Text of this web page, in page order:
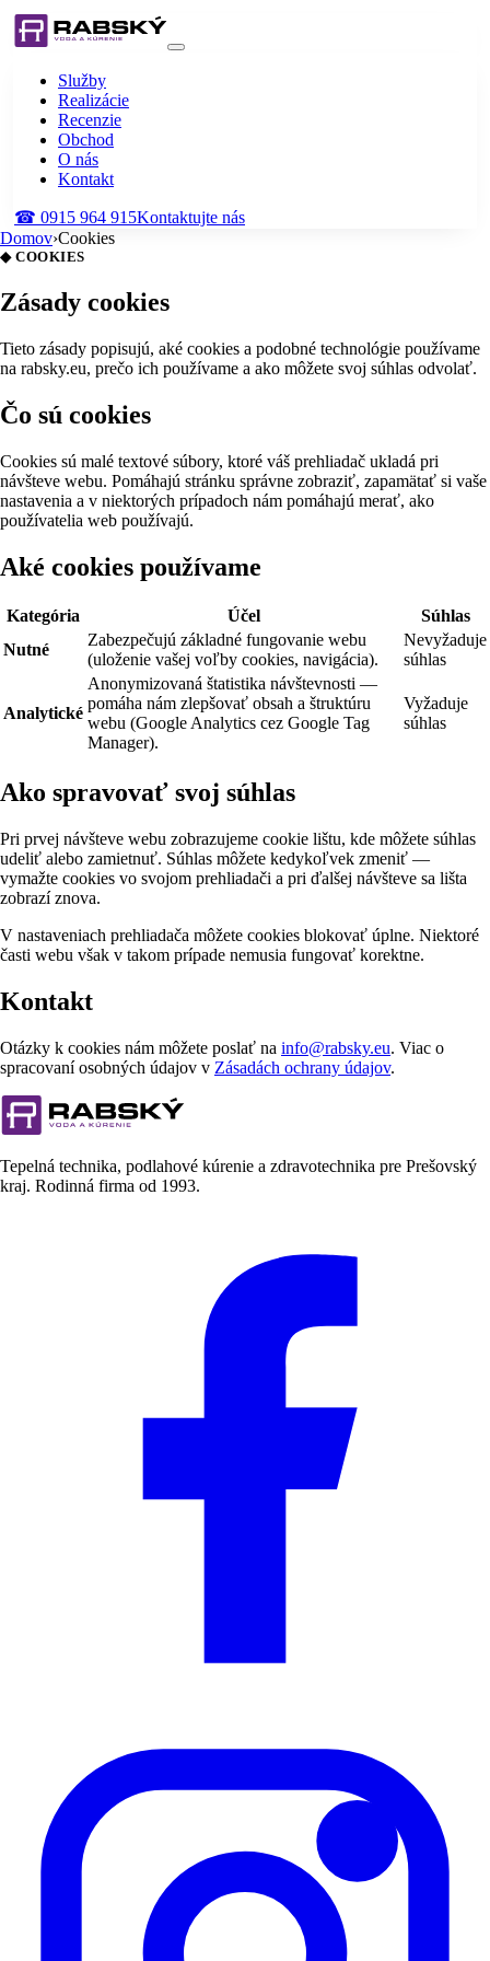
Služby
Realizácie
Recenzie
Obchod
O nás
Kontakt
☎ 0915 964 915Kontaktujte nás
Domov›Cookies
◆ COOKIES
Zásady cookies
Tieto zásady popisujú, aké cookies a podobné technológie používame
na rabsky.eu, prečo ich používame a ako môžete svoj súhlas odvolať.
Čo sú cookies
Cookies sú malé textové súbory, ktoré váš prehliadač ukladá pri
návšteve webu. Pomáhajú stránku správne zobraziť, zapamätať si vaše
nastavenia a v niektorých prípadoch nám pomáhajú merať, ako
používatelia web používajú.
Aké cookies používame
Kategória Účel
Súhlas
Nutné
Zabezpečujú základné fungovanie webu
(uloženie vašej voľby cookies, navigácia).
Nevyžaduje
súhlas
Analytické
Anonymizovaná štatistika návštevnosti —
pomáha nám zlepšovať obsah a štruktúru
webu (Google Analytics cez Google Tag
Manager).
Vyžaduje
súhlas
Ako spravovať svoj súhlas
Pri prvej návšteve webu zobrazujeme cookie lištu, kde môžete súhlas
udeliť alebo zamietnuť. Súhlas môžete kedykoľvek zmeniť —
vymažte cookies vo svojom prehliadači a pri ďalšej návšteve sa lišta
zobrazí znova.
V nastaveniach prehliadača môžete cookies blokovať úplne. Niektoré
časti webu však v takom prípade nemusia fungovať korektne.
Kontakt
Otázky k cookies nám môžete poslať na info@rabsky.eu. Viac o
spracovaní osobných údajov v Zásadách ochrany údajov.
Tepelná technika, podlahové kúrenie a zdravotechnika pre Prešovský
kraj. Rodinná firma od 1993.